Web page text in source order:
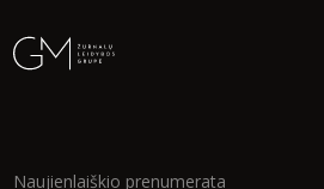
Naujienlaiškio prenumerata